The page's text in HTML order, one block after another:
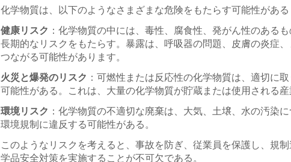
化学物質は、以下のようなさまざまな危険をもたらす可能性がある
健康リスク ：化学物質の中には、毒性、腐食性、発がん性のある
長期的なリスクをもたらす。暴露は、呼吸器の問題、皮膚の炎症
つながる可能性があります。
火災と爆発のリスク ：可燃性または反応性の化学物質は、適切に
可能性がある。これは、大量の化学物質が貯蔵または使用される産
環境リスク ：化学物質の不適切な廃棄は、大気、土壌、水の汚染
環境規制に違反する可能性がある。
このようなリスクを考えると、事故を防ぎ、従業員を保護し、規
学品安全対策を実施することが不可欠である。